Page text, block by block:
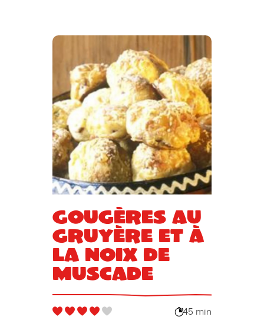
Gougères au
gruyère et à
la noix de
muscade
45 min